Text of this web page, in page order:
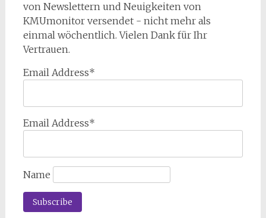
von Newslettern und Neuigkeiten von
KMUmonitor versendet - nicht mehr als
einmal wöchentlich. Vielen Dank für Ihr
Vertrauen.
Email Address*
Email Address*
Name